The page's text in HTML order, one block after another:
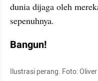
dunia dijaga oleh
sepenuhnya.
Bangun!
Ilustrasi perang. Foto: